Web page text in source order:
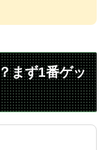
まず1番ゲッ